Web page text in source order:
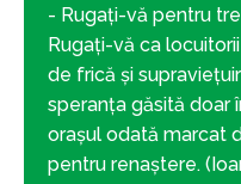
- Rugați-vă pentru
Rugați-vă ca
de frică și
speranța găsită doar
orașul odată marcat
pentru renaștere.